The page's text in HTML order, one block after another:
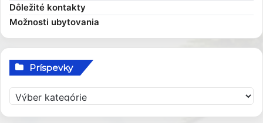
Dôležité kontakty
Možnosti ubytovania
Príspevky
r
í